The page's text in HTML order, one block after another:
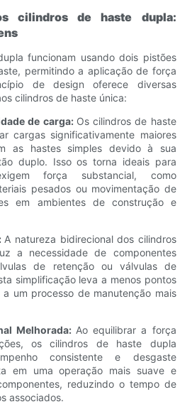
cilindros de haste dupla:
funcionam usando dois pistões
permitindo a aplicação de força
de design oferece diversas
cilindros de haste única:
de carga: Os cilindros de haste
cargas significativamente maiores
as hastes simples devido à sua
duplo. Isso os torna ideais para
força substancial, como
pesados ​​ou movimentação de
em ambientes de construção e
A natureza bidirecional dos cilindros
a necessidade de componentes
de retenção ou válvulas de
simplificação leva a menos pontos
um processo de manutenção mais
Melhorada: Ao equilibrar a força
os cilindros de haste dupla
consistente e desgaste
em uma operação mais suave e
reduzindo o tempo de
associados.